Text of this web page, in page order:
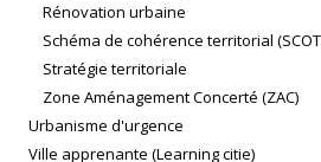
Rénovation urbaine
Schéma de cohérence territorial
Stratégie territoriale
Zone Aménagement Concerté (ZAC)
Urbanisme d'urgence
Ville apprenante (Learning citie)